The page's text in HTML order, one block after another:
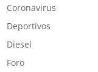
Coronavirus
Deportivos
Diesel
Foro